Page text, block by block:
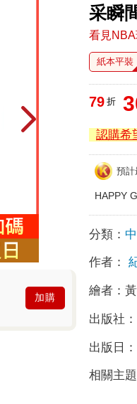
采瞬
看見NBA
加購
紙本平裝
79 折
認購希
預計
HAPPY
分類：
作者：
繪者：
出版社：
出版日：
相關主題